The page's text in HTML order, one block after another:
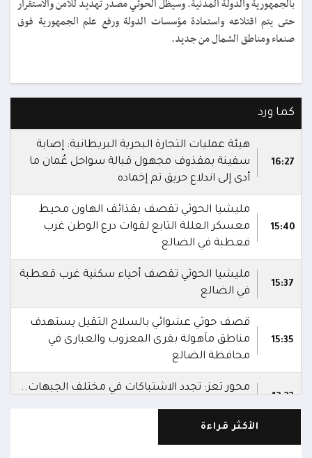
بالجمهورية والدولة المدنية. وسيظل الحوثي مصدر تهديد للأمن والاستقرار
حتى يتم اقتلاعه واستعادة مؤسسات الدولة ورفع علم الجمهورية فوق
صنعاء ومناطق الشمال من جديد.
كما ورد
16:27
هيئة عمليات التجارة البحرية البريطانية: إصابة
سفينة بمقذوف مجهول قبالة سواحل عُمان ما
أدى إلى اندلاع حريق تم إخماده
15:40
مليشيا الحوثي تقصف بقذائف الهاون محيط
معسكر العللة التابع لقوات درع الوطن غرب
قعطبة في الضالع
15:37
مليشيا الحوثي تقصف أحياء سكنية غرب قعطبة
في الضالع
15:35
قصف حوثي عشوائي بالسلاح الثقيل يستهدف
مناطق مآهولة بقرى المعزوب والعبارى في
محافظة الضالع
12:22
محور تعز: تجدد الاشتباكات في مختلف الجبهات..
الأكثر قراءة